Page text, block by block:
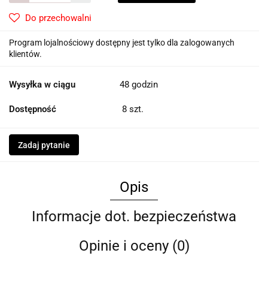
Do przechowalni
Program lojalnościowy dostępny jest tylko dla zalogowanych
klientów.
Wysyłka w ciągu 48 godzin
Dostępność 8 szt.
Zadaj pytanie
Opis
Informacje dot. bezpieczeństwa
Opinie i oceny (0)